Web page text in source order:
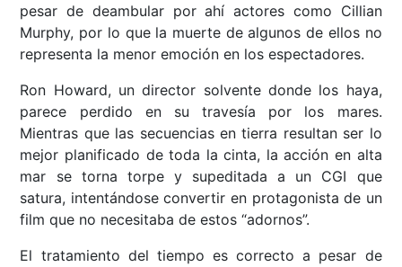
pesar de deambular por ahí actores como Cillian
Murphy, por lo que la muerte de algunos de ellos no
representa la menor emoción en los espectadores.
Ron Howard, un director solvente donde los haya,
parece perdido en su travesía por los mares.
Mientras que las secuencias en tierra resultan ser lo
mejor planificado de toda la cinta, la acción en alta
mar se torna torpe y supeditada a un CGI que
satura, intentándose convertir en protagonista de un
film que no necesitaba de estos “adornos”.
El tratamiento del tiempo es correcto a pesar de